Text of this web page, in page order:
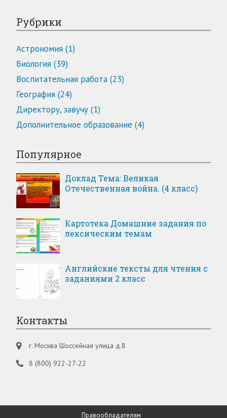
Рубрики
Астрономия (1)
Биология (39)
Воспитательная работа (23)
География (24)
Директору, завучу (1)
Дополнительное образование (4)
Популярное
Доклад Тема: Великая
Отечественная война. (4 класс)
Картотека Домашние задания по
лексическим темам
Английские тексты для чтения с
заданиями 2 класс
Контакты
г. Москва Шоссейная улица д.8
8 (800) 922-27-22
Правообладателям